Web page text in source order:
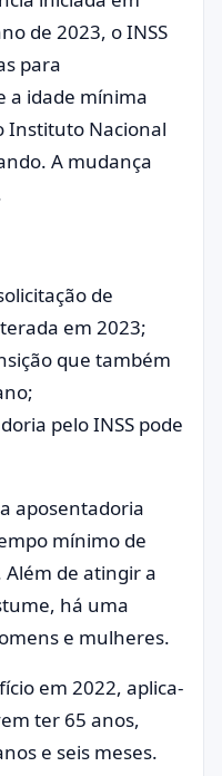
de 2023, o INSS
para
a idade mínima
Instituto Nacional
A mudança
de
em 2023;
que também
pelo INSS pode
aposentadoria
mínimo de
Além de atingir a
há uma
e mulheres.
em 2022, aplica-
ter 65 anos,
e seis meses.